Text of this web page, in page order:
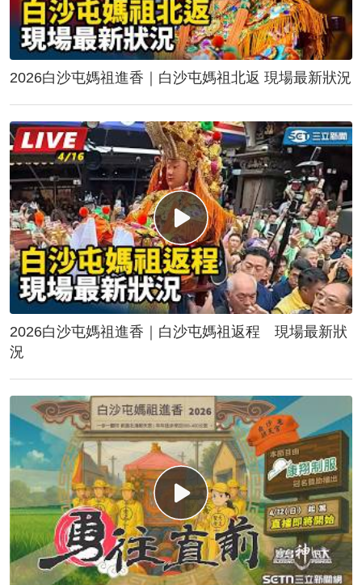
2026白沙屯媽祖進香｜白沙屯媽祖北返 現場最新狀況
2026白沙屯媽祖進香｜白沙屯媽祖返程 現場最新狀
況